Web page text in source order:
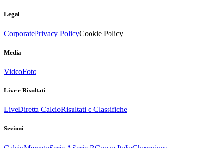
Legal
CorporatePrivacy PolicyCookie Policy
Media
VideoFoto
Live e Risultati
LiveDiretta CalcioRisultati e Classifiche
Sezioni